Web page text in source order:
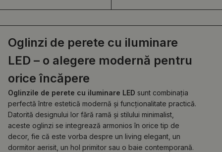
Oglinzi de perete cu iluminare
LED – o alegere modernă pentru
orice încăpere
Oglinzile de perete cu iluminare LED sunt combinația
perfectă între estetică modernă și funcționalitate practică.
Datorită designului lor fără ramă și stilului minimalist,
aceste oglinzi se integrează armonios în orice tip de
decor, fie că este vorba despre un living elegant, un
dormitor aerisit, un hol primitor sau o baie contemporană.